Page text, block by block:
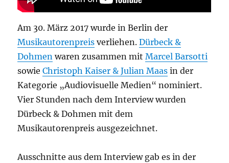
Am 30. März 2017 wurde in Berlin der
Musikautorenpreis verliehen.Dürbeck &
Dohmen waren zusammen mitMarcel Barsotti
sowieChristoph Kaiser & Julian Maas in der
Kategorie „Audiovisuelle Medien“ nominiert.
Vier Stunden nach dem Interview wurden
Dürbeck & Dohmen mit dem
Musikautorenpreis ausgezeichnet.
Ausschnitte aus dem Interview gab es in der